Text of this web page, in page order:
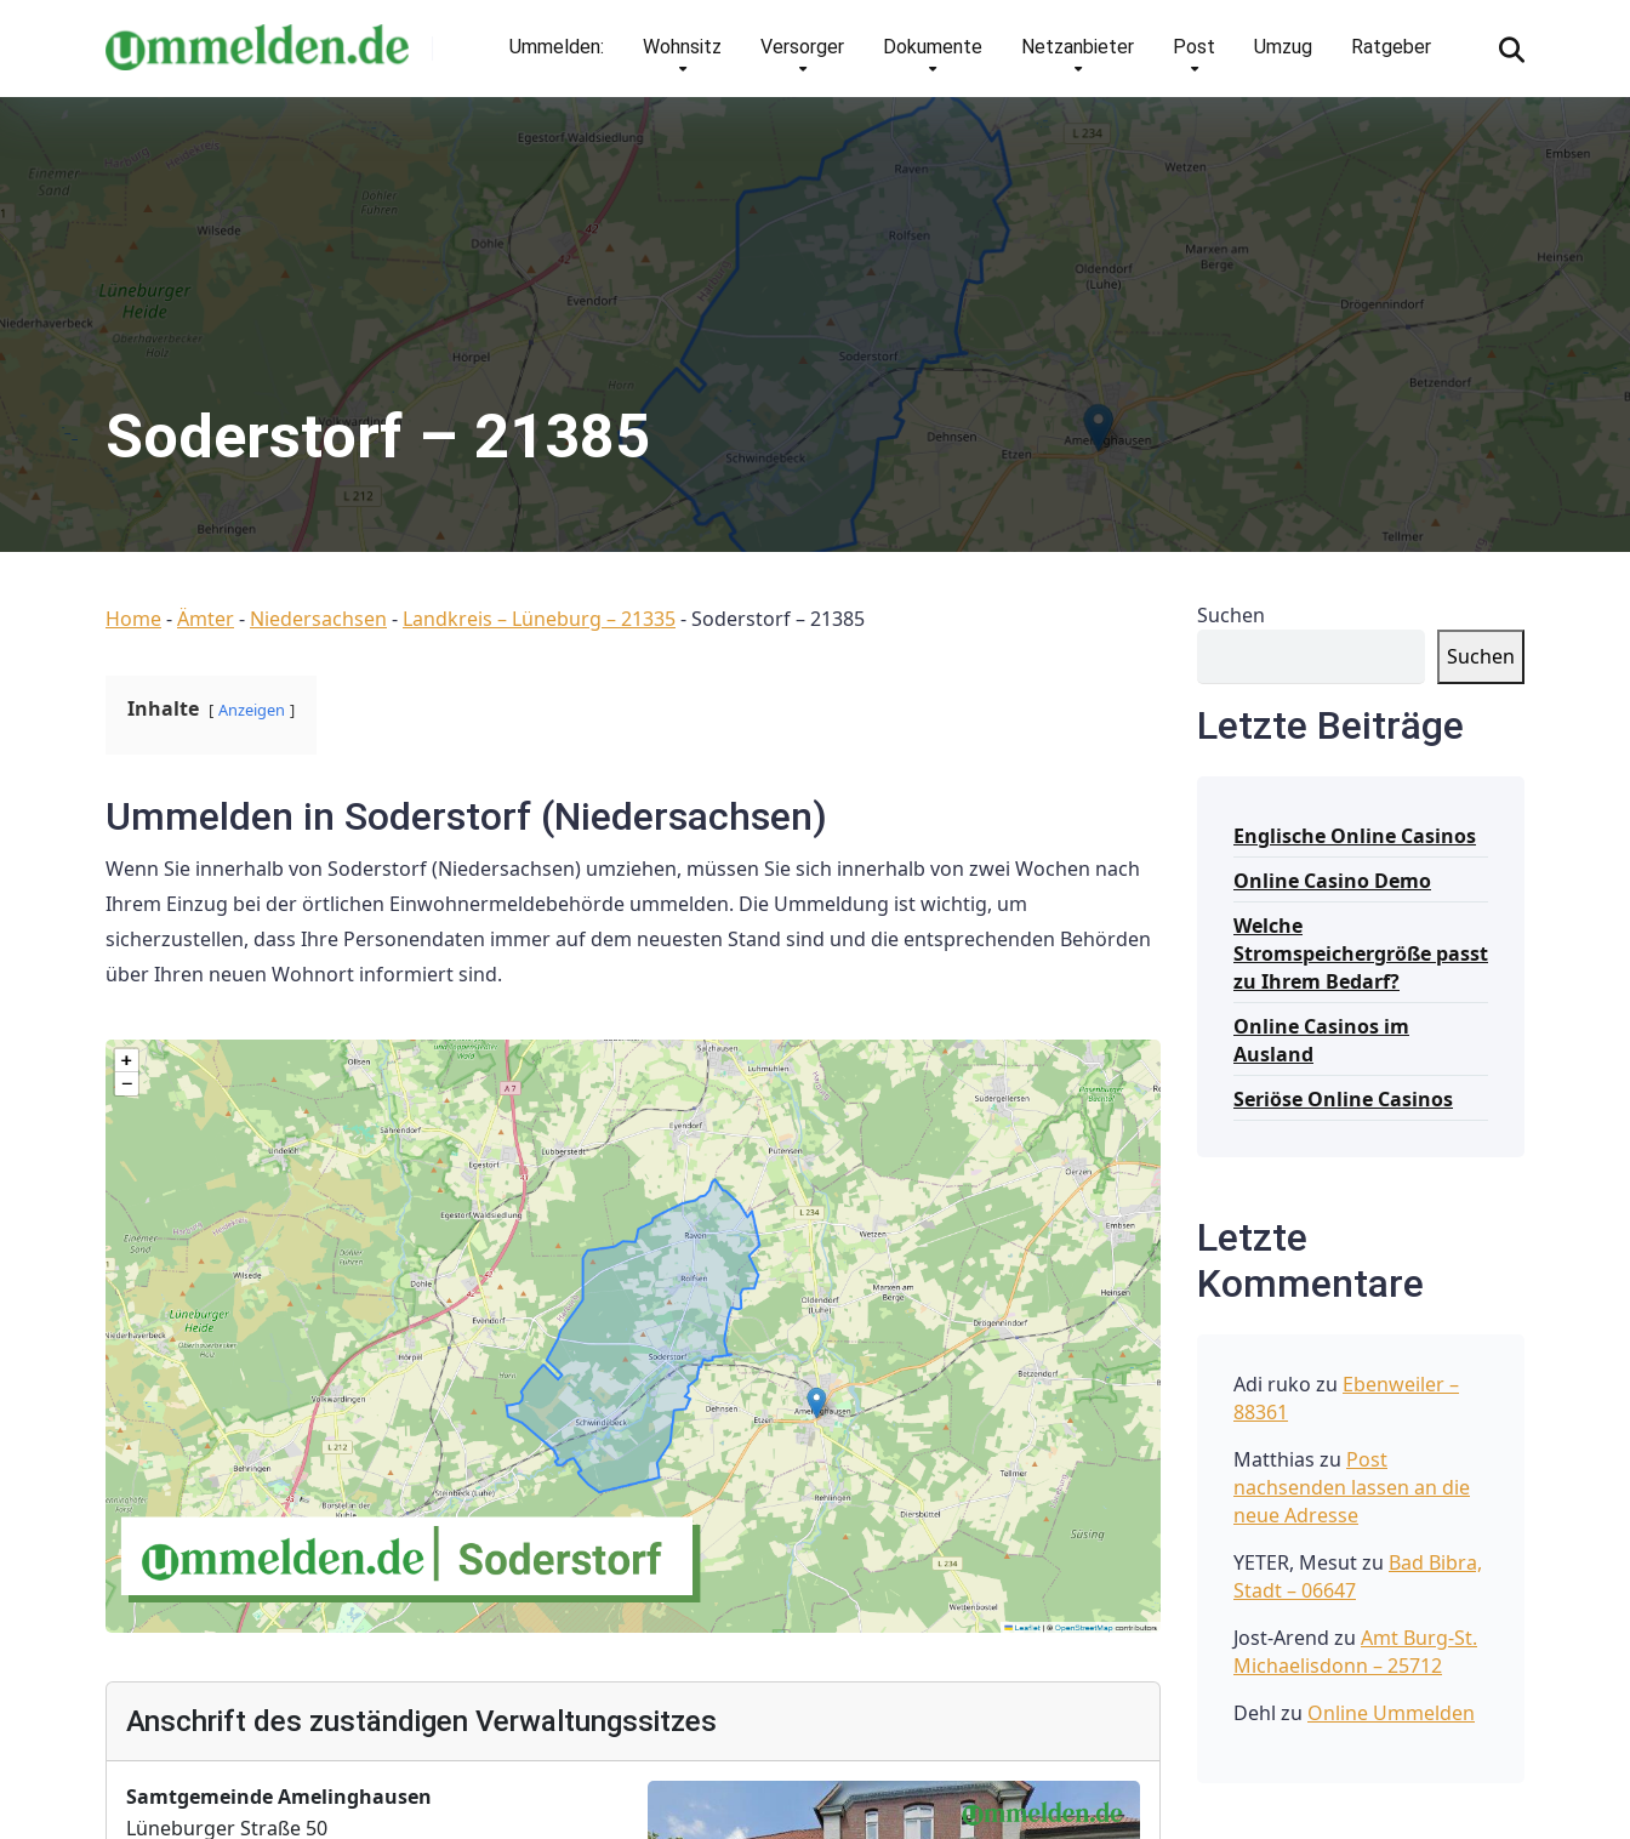
Ummelden: Wohnsitz Versorger Dokumente Netzanbieter Post Umzug Ratgeber
Soderstorf – 21385
Home-Ämter- Niedersachsen - Landkreis – Lüneburg – 21335-Soderstorf – 21385
Inhalte Anzeigen
Ummelden in Soderstorf (Niedersachsen)
Wenn Sie innerhalb von Soderstorf (Niedersachsen) umziehen, müssen Sie sich innerhalb von zwei Wochen nach
Ihrem Einzug bei der örtlichen Einwohnermeldebehörde ummelden. Die Ummeldung ist wichtig, um
sicherzustellen, dass Ihre Personendaten immer auf dem neuesten Stand sind und die entsprechenden Behörden
über Ihren neuen Wohnort informiert sind.
Anschrift des zuständigen Verwaltungssitzes
Samtgemeinde Amelinghausen
Lüneburger Straße 50
Suchen
Suchen
Letzte Beiträge
Englische Online Casinos
Online Casino Demo
Welche
Stromspeichergröße passt
zu Ihrem Bedarf?
Online Casinos im
Ausland
Seriöse Online Casinos
Letzte
Kommentare
Adi ruko zu Ebenweiler –
88361
Matthias zu Post
nachsenden lassen an die
neue Adresse
YETER, Mesutzu Bad Bibra,
Stadt – 06647
Jost-Arend zu Amt Burg-St.
Michaelisdonn – 25712
Dehl zu Online Ummelden